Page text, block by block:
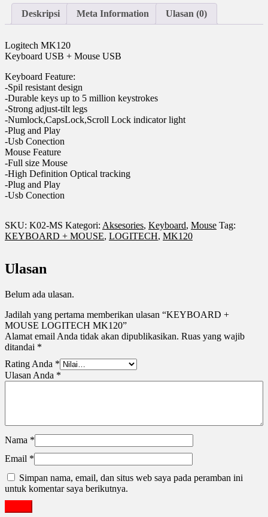
LOGITECH
MK120Deskripsi Meta Information Ulasan (0)
Logitech MK120
Keyboard USB + Mouse USB
Keyboard Feature:
-Spil resistant design
-Durable keys up to 5 million keystrokes
-Strong adjust-tilt legs
-Numlock,CapsLock,Scroll Lock indicator light
-Plug and Play
-Usb Conection
Mouse Feature
-Full size Mouse
-High Definition Optical tracking
-Plug and Play
-Usb Conection
SKU: K02-MS Kategori: Aksesories, Keyboard, Mouse Tag:
KEYBOARD + MOUSE, LOGITECH, MK120
Ulasan
Belum ada ulasan.
Jadilah yang pertama memberikan ulasan “KEYBOARD +
MOUSE LOGITECH MK120”
Alamat email Anda tidak akan dipublikasikan. Ruas yang wajib
ditandai *
Rating Anda *
Ulasan Anda *
Nama *
Email *
Simpan nama, email, dan situs web saya pada peramban ini
untuk komentar saya berikutnya.